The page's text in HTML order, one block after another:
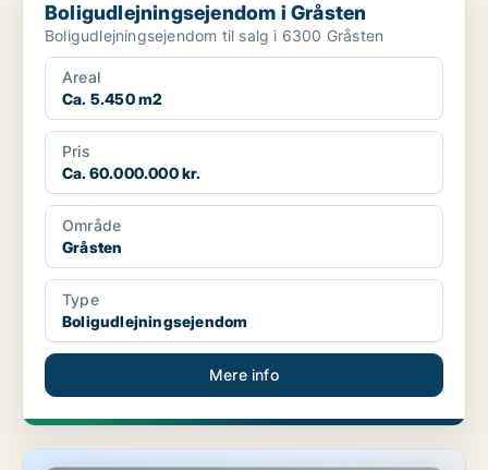
Boligudlejningsejendom i Gråsten
Boligudlejningsejendom til salg i 6300 Gråsten
Areal
Ca. 5.450 m2
Pris
Ca. 60.000.000 kr.
Område
Gråsten
Type
Boligudlejningsejendom
Mere info
Erhvervsgrund i Gråsten